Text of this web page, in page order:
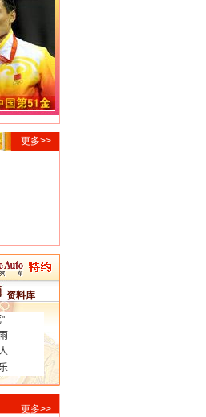
更多>>
资料库
更多>>